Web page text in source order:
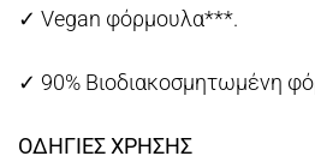
✓ Vegan φόρμουλα***.
✓ 90% Βιοδιακοσμητωμένη
ΟΔΗΓΙΕΣ ΧΡΗΣΗΣ